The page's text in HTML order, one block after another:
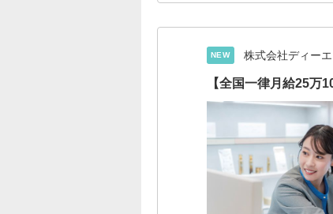
NEW 株式会社ディー
【全国一律月給25万